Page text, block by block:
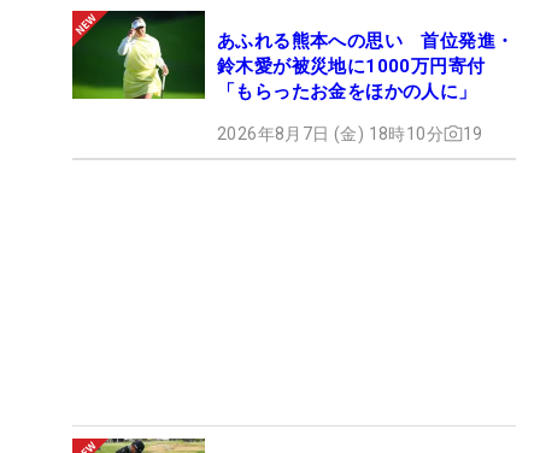
あふれる熊本への思い 首位発進・
鈴木愛が被災地に1000万円寄付
「もらったお金をほかの人に」
2026年8月7日 (金) 18時10分 19